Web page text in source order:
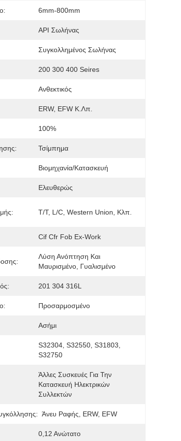
6mm-800mm
API Σωλήνας
Συγκολλημένος Σωλήνας
200 300 400 Seires
Ανθεκτικός
ERW, EFW Κ.λπ.
100%
Τσίμπημα
Βιομηχανία/κατασκευή
Ελευθερώς
T/T, L/C, Western Union, Κλπ.
Cif Cfr Fob Ex-Work
Λύση Ανόπτηση Και
Μαυρισμένο, Γυαλισμένο
201 304 316L
Προσαρμοσμένο
Ασήμι
S32304, S32550, S31803,
S32750
Άλλες Συσκευές Για Την
Κατασκευή Ηλεκτρικών
Συλλεκτών
Άνευ Ραφής, ERW, EFW
0,12 Ανώτατο